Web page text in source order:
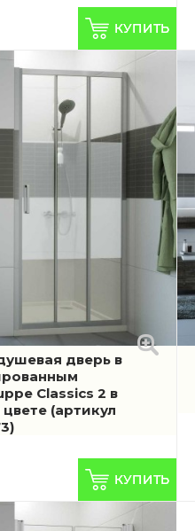
дверь в
Classics 2 в
(артикул